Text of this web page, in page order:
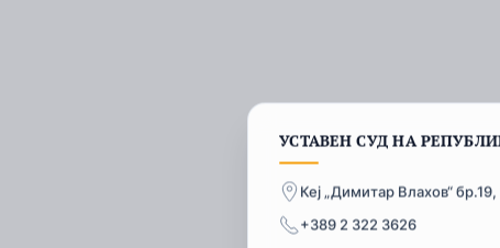
УСТАВЕН СУД НА
Кеј „Димитар Влахов“
+389 2 322 3626